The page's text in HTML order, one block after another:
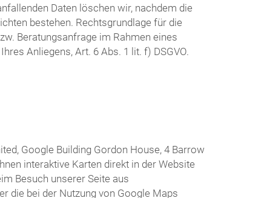
Daten löschen wir, nachdem die
bestehen. Rechtsgrundlage für die
Beratungsanfrage im Rahmen eines
Anliegens, Art. 6 Abs. 1 lit. f) DSGVO.
Google Building Gordon House, 4 Barrow
interaktive Karten direkt in der Website
Besuch unserer Seite aus
die bei der Nutzung von Google Maps